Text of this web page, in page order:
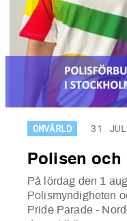
OMVÄRLD 31
Polisen och
På lördag den 1
Polismyndigheten
Pride Parade -